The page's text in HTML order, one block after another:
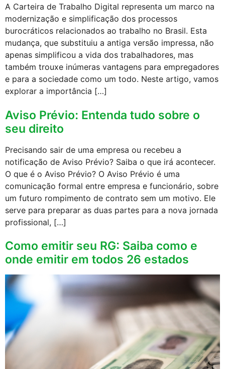
A Carteira de Trabalho Digital representa um marco na
modernização e simplificação dos processos
burocráticos relacionados ao trabalho no Brasil. Esta
mudança, que substituiu a antiga versão impressa, não
apenas simplificou a vida dos trabalhadores, mas
também trouxe inúmeras vantagens para empregadores
e para a sociedade como um todo. Neste artigo, vamos
explorar a importância […]
Aviso Prévio: Entenda tudo sobre o
seu direito
Precisando sair de uma empresa ou recebeu a
notificação de Aviso Prévio? Saiba o que irá acontecer.
O que é o Aviso Prévio? O Aviso Prévio é uma
comunicação formal entre empresa e funcionário, sobre
um futuro rompimento de contrato sem um motivo. Ele
serve para preparar as duas partes para a nova jornada
profissional, […]
Como emitir seu RG: Saiba como e
onde emitir em todos 26 estados